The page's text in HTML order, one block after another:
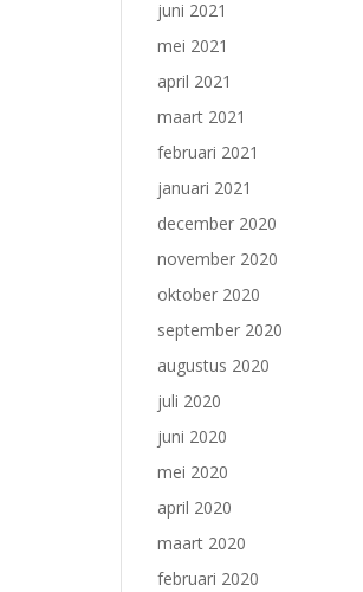
juni 2021
mei 2021
april 2021
maart 2021
februari 2021
januari 2021
december 2020
november 2020
oktober 2020
september 2020
augustus 2020
juli 2020
juni 2020
mei 2020
april 2020
maart 2020
februari 2020